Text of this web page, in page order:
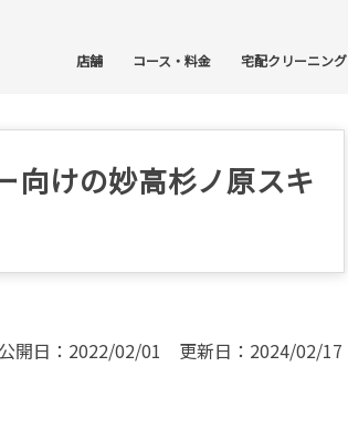
店舗 コース・料金 宅配クリーニング
向けの妙高杉ノ原スキ
公開日：2022/02/01 更新日：2024/02/17